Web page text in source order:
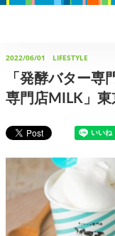
2022/06/01 LIFESTYLE
「発酵バター専
専門店MILK」